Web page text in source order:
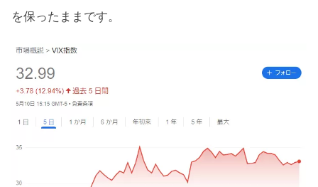
を保ったままです。